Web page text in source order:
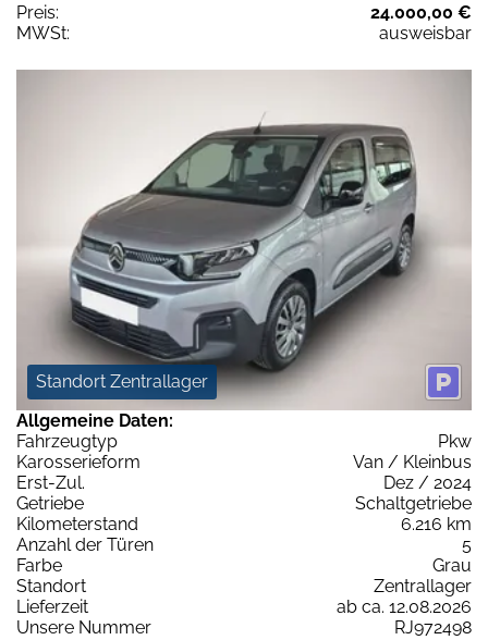
Preis:
24.000,00 €
MWSt:
ausweisbar
Standort Zentrallager
Allgemeine Daten:
Fahrzeugtyp
Pkw
Karosserieform
Van / Kleinbus
Erst-Zul.
Dez / 2024
Getriebe
Schaltgetriebe
Kilometerstand
6.216 km
Anzahl der Türen
5
Farbe
Grau
Standort
Zentrallager
Lieferzeit
ab ca. 12.08.2026
Unsere Nummer
RJ972498